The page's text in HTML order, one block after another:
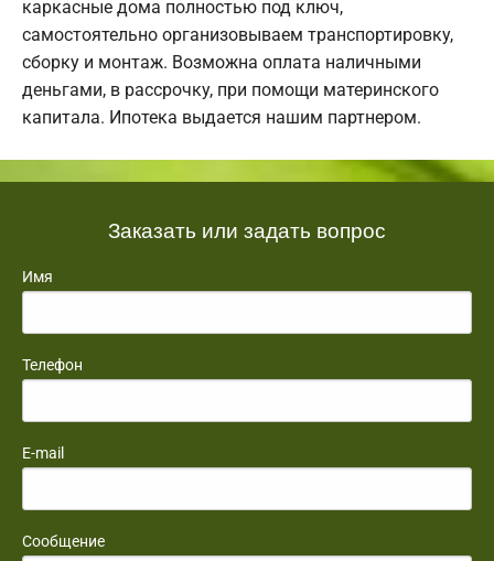
каркасные дома полностью под ключ,
самостоятельно организовываем транспортировку,
сборку и монтаж. Возможна оплата наличными
деньгами, в рассрочку, при помощи материнского
капитала. Ипотека выдается нашим партнером.
Заказать или задать вопрос
Имя
Телефон
E-mail
Сообщение